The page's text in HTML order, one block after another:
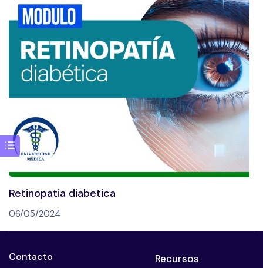
Retinopatia diabetica
06/05/2024
Contacto Recursos